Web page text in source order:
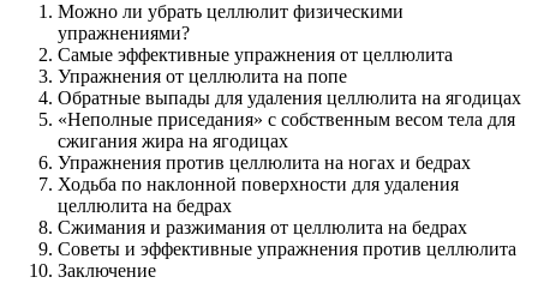
Можно ли убрать целлюлит физическими
упражнениями?
Самые эффективные упражнения от целлюлита
Упражнения от целлюлита на попе
Обратные выпады для удаления целлюлита на ягодицах
«Неполные приседания» с собственным весом тела для
сжигания жира на ягодицах
Упражнения против целлюлита на ногах и бедрах
Ходьба по наклонной поверхности для удаления
целлюлита на бедрах
Сжимания и разжимания от целлюлита на бедрах
Советы и эффективные упражнения против целлюлита
Заключение